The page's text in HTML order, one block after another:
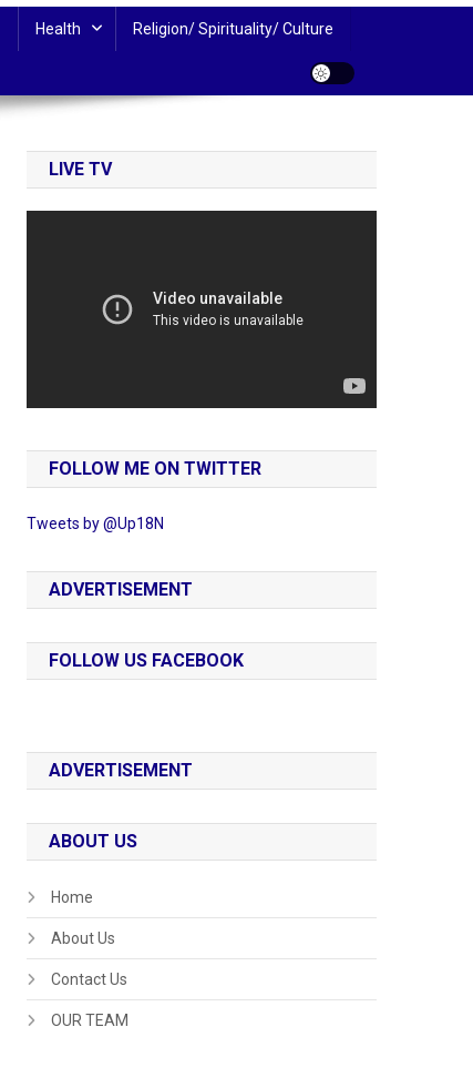
Health Religion/ Spirituality/ Culture
LIVE TV
FOLLOW ME ON TWITTER
Tweets by @Up18N
ADVERTISEMENT
FOLLOW US FACEBOOK
ADVERTISEMENT
ABOUT US
Home
About Us
Contact Us
OUR TEAM